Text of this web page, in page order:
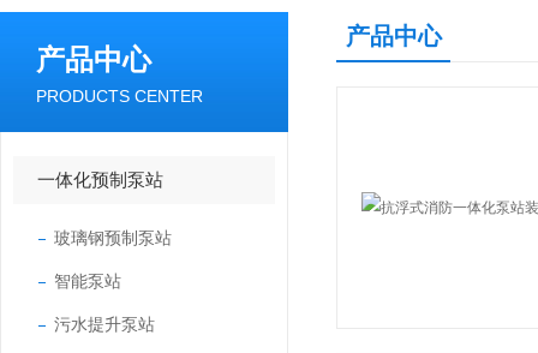
产品中心
PRODUCTS CENTER
一体化预制泵站
玻璃钢预制泵站
智能泵站
污水提升泵站
产品中心